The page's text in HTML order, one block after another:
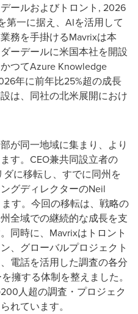
ールおよびトロント , 2026
第一に据え、AIを活用して
務を手掛けるMavrixは本
ーデールに米国本社を開設
つてAzure Knowledge
年に前年比25%超の成長
は、同社の北米展開におけ
が同一地域に集まり、より
す。CEO兼共同設立者の
に移転し、すでに同州を
グディレクターのNeil
す。今回の移転は、戦略の
全域での継続的な成長を支
同時に、Mavrixはトロント
、グローバルプロジェクト
電話を活用した調査の各分
擁する体制を整えました。
人超の調査・プロジェク
れています。